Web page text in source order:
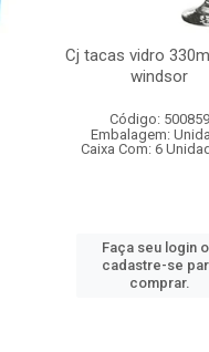
Cj tacas vidro
windsor
Código: 500859
Embalagem:
Caixa Com: 6
Faça seu login
cadastre-se
comprar.